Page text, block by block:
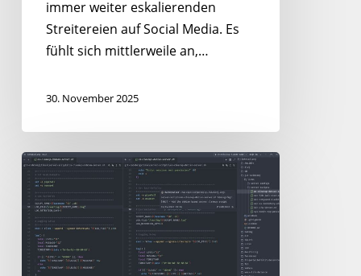
immer weiter eskalierenden
Streitereien auf Social Media. Es
fühlt sich mittlerweile an,…
30. November 2025
Zed
Highspeed
Open-
Source
Code‑Editor